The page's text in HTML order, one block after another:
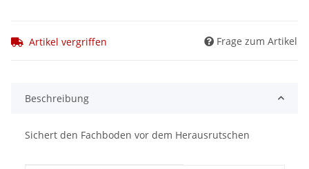
Artikel vergriffen Frage zum Artikel
Beschreibung
Sichert den Fachboden vor dem Herausrutschen